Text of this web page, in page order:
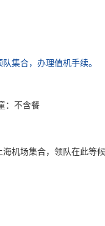
队集合，办理值机手续。
：不含餐
机场集合，领队在此等